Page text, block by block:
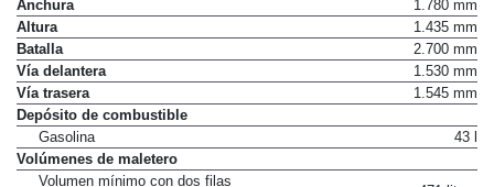
Anchura
1.780 mm
Altura
1.435 mm
Batalla
2.700 mm
Vía delantera
1.530 mm
Vía trasera
1.545 mm
Depósito de combustible
Gasolina
43 l
Volúmenes de maletero
Volumen mínimo con dos filas